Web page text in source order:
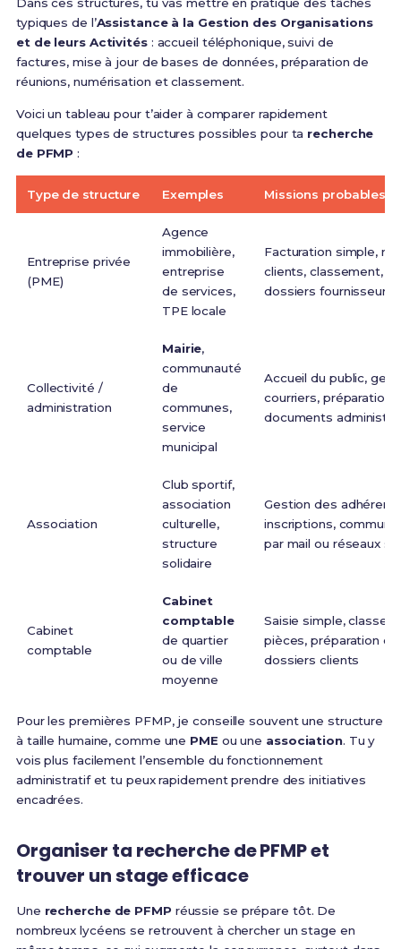
typiques de l’Assistance à la Gestion des Organisations
et de leurs Activités: accueil téléphonique, suivi de
factures, mise à jour de bases de données, préparation de
réunions, numérisation et classement.
Voici un tableau pour t’aider à comparer rapidement
quelques types de structures possibles pour ta recherche
de PFMP :
Type de structure Exemples Missions probables
Entreprise privée
(PME)
Agence
immobilière,
entreprise
de services,
TPE locale
Facturation simple,
clients, classement,
dossiers fournisseurs
Collectivité /
administration
Mairie,
communauté
de
communes,
service
municipal
Accueil du public,
courriers, préparation
documents
Association
Club sportif,
association
culturelle,
structure
solidaire
Gestion des
inscriptions,
par mail ou réseaux
Cabinet
comptable
Cabinet
comptable
de quartier
ou de ville
moyenne
Saisie simple,
pièces, préparation de
dossiers clients
Pour les premières PFMP, je conseille souvent une structure
à taille humaine, comme une PME ou une association. Tu y
vois plus facilement l’ensemble du fonctionnement
administratif et tu peux rapidement prendre des initiatives
encadrées.
Organiser ta recherche de PFMP et
trouver un stage efficace
Une recherche de PFMP réussie se prépare tôt. De
nombreux lycéens se retrouvent à chercher un stage en